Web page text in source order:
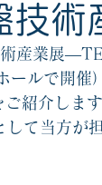
技術
術産業展
ールで開催）
紹介しま
て当方が担